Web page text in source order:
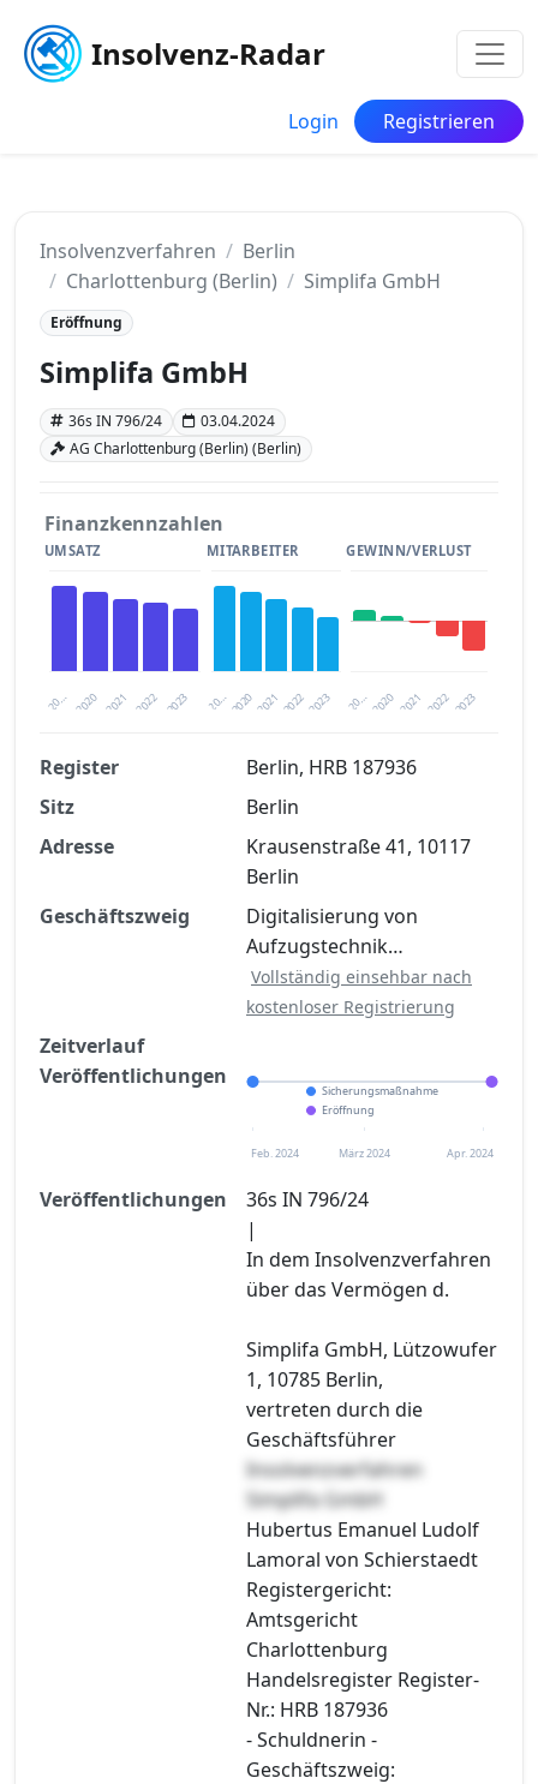
Insolvenz-Radar
Login Registrieren
Insolvenzverfahren
Berlin
Charlottenburg (Berlin)
Simplifa GmbH
Eröffnung
Simplifa GmbH
36s IN 796/24
03.04.2024
AG Charlottenburg (Berlin) (Berlin)
Finanzkennzahlen
UMSATZ
20… 2021 2023
2020 2022
MITARBEITER
20… 2021 2023
2020 2022
GEWINN/VERLUST
20… 2021 2023
2020 2022
Finanzkennzahlen nach kostenloser
Registrierung verfügbar
Jetzt kostenlos registrieren
Register
Berlin, HRB 187936
Sitz
Berlin
Adresse
Krausenstraße 41, 10117
Berlin
Geschäftszweig
Digitalisierung von
Aufzugstechnik…
Vollständig einsehbar nach
kostenloser Registrierung
Zeitverlauf
Veröffentlichungen
Sicherungsmaßnahme
Eröffnung
Feb. 2024 März 2024 Apr. 2024
Veröffentlichungen
36s IN 796/24
|
In dem Insolvenzverfahren
über das Vermögen d.
Simplifa GmbH, Lützowufer
1, 10785 Berlin,
vertreten durch die
Geschäftsführer
Insolvenzverfahren
Simplifa GmbH
Hubertus Emanuel Ludolf
Lamoral von Schierstaedt
Registergericht:
Amtsgericht
Charlottenburg
Handelsregister Register-
Nr.: HRB 187936
- Schuldnerin -
Geschäftszweig: